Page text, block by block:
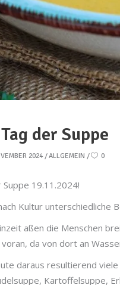
der Suppe
2024 ALLGEMEIN 0
19.11.2024!
Kultur unterschiedliche
aßen die Menschen
voran, da von dort an
daraus resultierend
Kartoffelsuppe,